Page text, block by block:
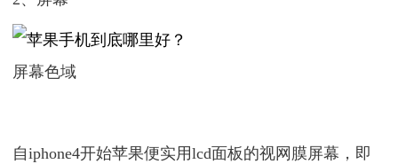
屏幕色域
自iphone4开始苹果便实用lcd面板的视网膜屏幕，即